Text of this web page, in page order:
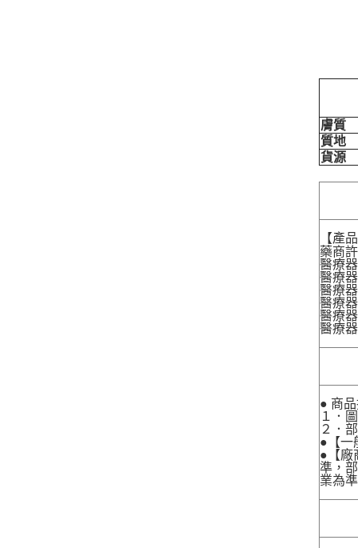
膚質
質地
貨源
【產
藥商
醫療
醫療
醫療
醫療
醫療
醫療
● 商
１．
２．
●【一
●【廠
準，
業為